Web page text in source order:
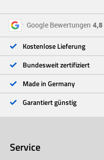
Google Bewertungen 4,8
4 Sterne
3 Sterne
2 Sterne
1 Stern
Kostenlose Lieferung
Bundesweit zertifiziert
Made in Germany
Garantiert günstig
Service